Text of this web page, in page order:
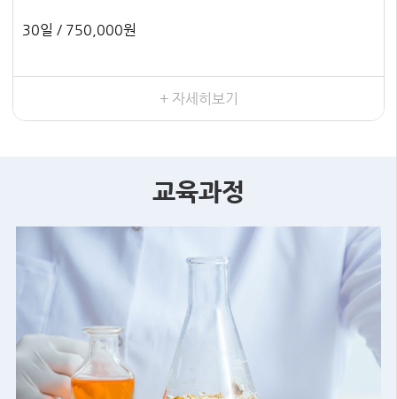
30일 / 750,000원
+ 자세히보기
교육과정